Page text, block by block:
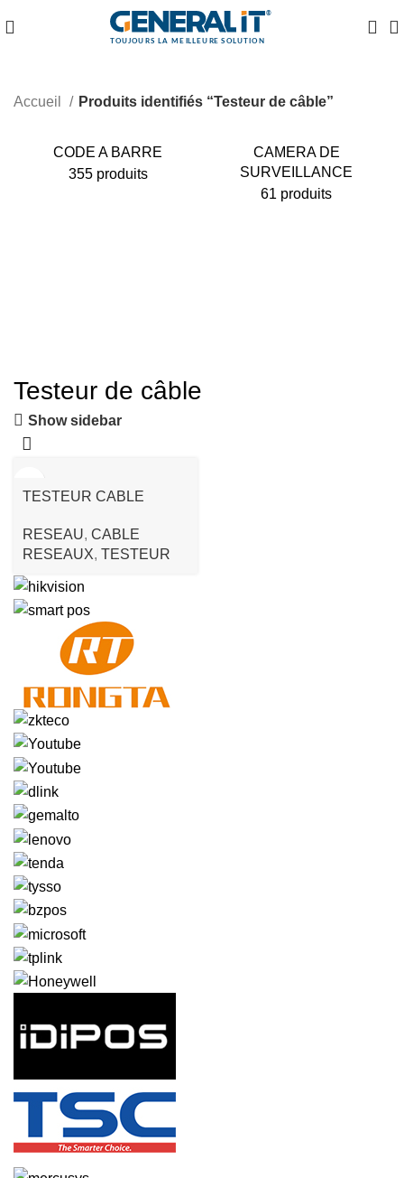
Accueil Produits identifiés “Testeur de câble”
CODE A BARRE
355 produits
CAMERA DE
SURVEILLANCE
61 produits
Testeur de câble
Show sidebar
TESTEUR CABLE
NOIRE
RESEAU, CABLE
RESEAUX, TESTEUR